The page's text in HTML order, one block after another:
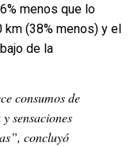
menos que lo
km (38% menos) y el
de la
consumos de
sensaciones
concluyó